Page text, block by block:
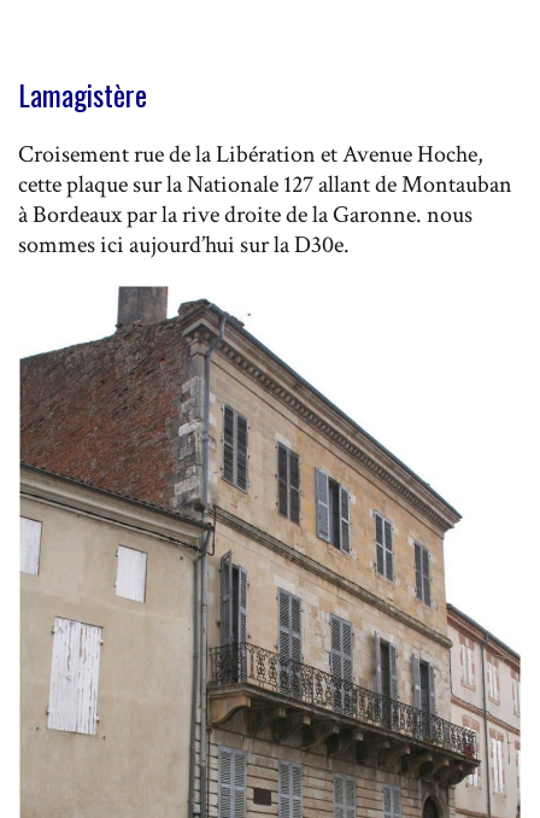
Lamagistère
Croisement rue de la Libération et Avenue Hoche,
cette plaque sur la Nationale 127 allant de Montauban
à Bordeaux par la rive droite de la Garonne. nous
sommes ici aujourd’hui sur la D30e.